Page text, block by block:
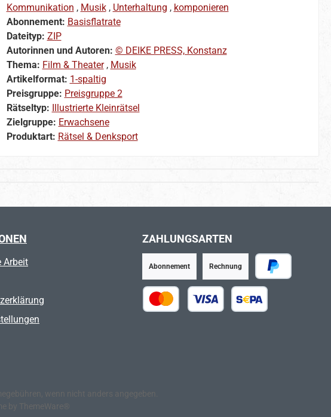
Kommunikation , Musik, Unterhaltung , komponieren
Abonnement: Basisflatrate
Dateityp: ZIP
Autorinnen und Autoren: © DEIKE PRESS, Konstanz
Thema: Film & Theater, Musik
Artikelformat: 1-spaltig
Preisgruppe: Preisgruppe 2
Rätseltyp:
Illustrierte Kleinrätsel
Zielgruppe: Erwachsene
Produktart: Rätsel & Denksport
Arbeit
ZAHLUNGSARTEN
PayPal
Abonnement Rechnung
wenn nicht anders angegeben.
by ThemeWare®